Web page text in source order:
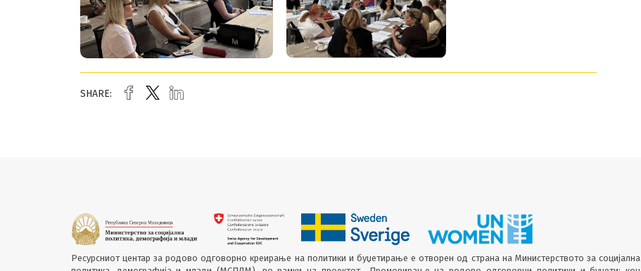
SHARE:
Ресурсниот центар за родово одговорно креирање на политики и буџетирање е отворен од страна на Министерството за социјална